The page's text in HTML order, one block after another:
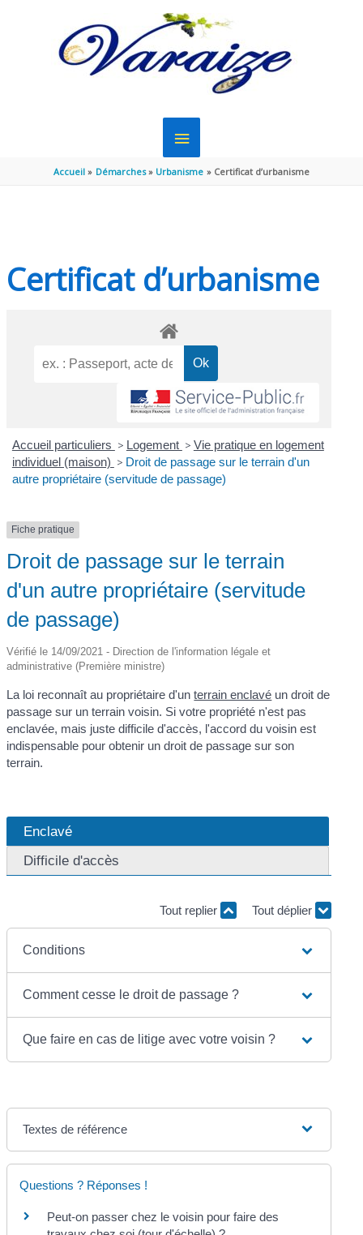
MENU
PRINCIPAL
Accueil Démarches Urbanisme Certificat d’urbanisme
Certificat d’urbanisme
Accueil particuliers > Logement > Vie pratique en logement
individuel (maison) > Droit de passage sur le terrain d'un
autre propriétaire (servitude de passage)
Fiche pratique
Droit de passage sur le terrain
d'un autre propriétaire (servitude
de passage)
Vérifié le 14/09/2021 - Direction de l'information légale et
administrative (Première ministre)
La loi reconnaît au propriétaire d'unterrain enclavé un droit de
passage sur un terrain voisin. Si votre propriété n'est pas
enclavée, mais juste difficile d'accès, l'accord du voisin est
indispensable pour obtenir un droit de passage sur son
terrain.
Enclavé
Difficile d'accès
Tout replier Tout déplier
Conditions
Comment cesse le droit de passage ?
Que faire en cas de litige avec votre voisin ?
Textes de référence
Questions ? Réponses !
Peut-on passer chez le voisin pour faire des